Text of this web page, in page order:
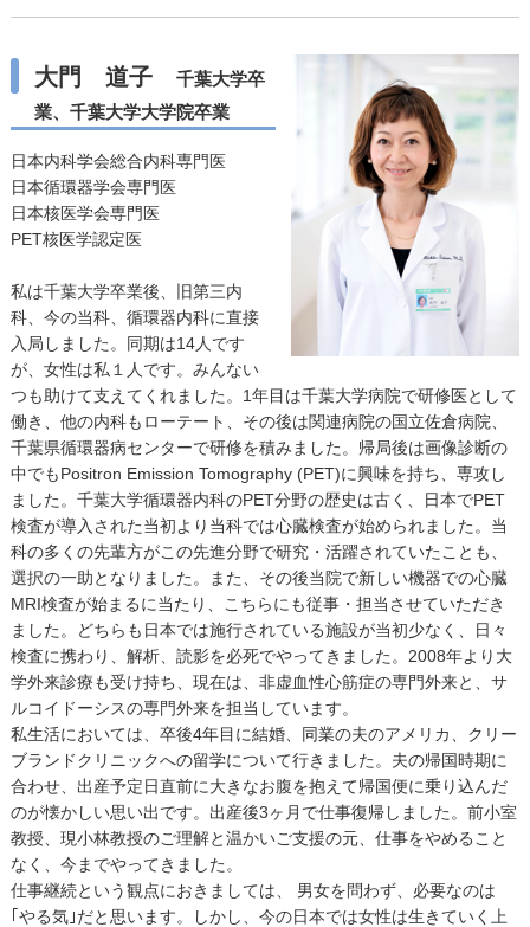
大門 道子
千葉大学卒
業、千葉大学大学院卒業
日本内科学会総合内科専門医
日本循環器学会専門医
日本核医学会専門医
PET核医学認定医
私は千葉大学卒業後、旧第三内
科、今の当科、循環器内科に直接
入局しました。同期は14人です
が、女性は私１人です。みんない
つも助けて支えてくれました。1年目は千葉大学病院で研修医として
働き、他の内科もローテート、その後は関連病院の国立佐倉病院、
千葉県循環器病センターで研修を積みました。帰局後は画像診断の
中でもPositron Emission Tomography (PET)に興味を持ち、専攻し
ました。千葉大学循環器内科のPET分野の歴史は古く、日本でPET
検査が導入された当初より当科では心臓検査が始められました。当
科の多くの先輩方がこの先進分野で研究・活躍されていたことも、
選択の一助となりました。また、その後当院で新しい機器での心臓
MRI検査が始まるに当たり、こちらにも従事・担当させていただき
ました。どちらも日本では施行されている施設が当初少なく、日々
検査に携わり、解析、読影を必死でやってきました。2008年より大
学外来診療も受け持ち、現在は、非虚血性心筋症の専門外来と、サ
ルコイドーシスの専門外来を担当しています。
私生活においては、卒後4年目に結婚、同業の夫のアメリカ、クリー
ブランドクリニックへの留学について行きました。夫の帰国時期に
合わせ、出産予定日直前に大きなお腹を抱えて帰国便に乗り込んだ
のが懐かしい思い出です。出産後3ヶ月で仕事復帰しました。前小室
教授、現小林教授のご理解と温かいご支援の元、仕事をやめること
なく、今までやってきました。
仕事継続という観点におきましては、 男女を問わず、必要なのは
｢やる気｣だと思います。しかし、今の日本では女性は生きていく上